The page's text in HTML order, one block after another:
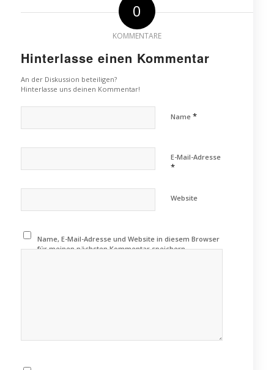
0
KOMMENTARE
Hinterlasse einen Kommentar
An der Diskussion beteiligen?
Hinterlasse uns deinen Kommentar!
Name *
E-Mail-Adresse
*
Website
Name, E-Mail-Adresse und Website in diesem Browser
für meinen nächsten Kommentar speichern.